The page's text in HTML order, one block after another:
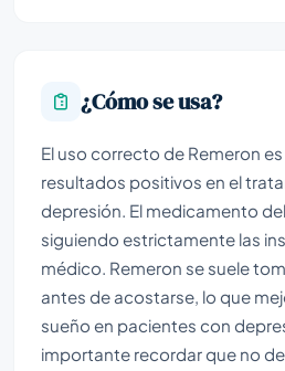
¿Cómo se usa?
El uso correcto de Remeron
resultados positivos en el
depresión. El medicamento
siguiendo estrictamente las
médico. Remeron se suele
antes de acostarse, lo que
sueño en pacientes con
importante recordar que no